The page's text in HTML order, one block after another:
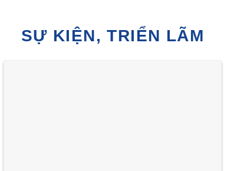
SỰ KIỆN, TRIỂN LÃM